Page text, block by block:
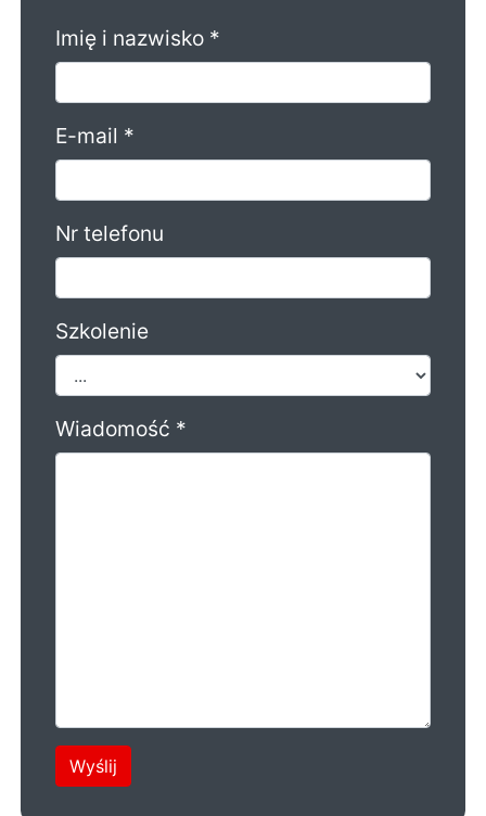
Imię i nazwisko *
E-mail *
Nr telefonu
Szkolenie
Wiadomość *